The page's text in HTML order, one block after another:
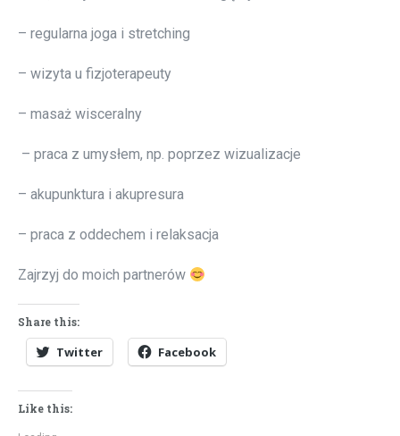
– regularna joga i stretching
– wizyta u fizjoterapeuty
– masaż wisceralny
– praca z umysłem, np. poprzez wizualizacje
– akupunktura i akupresura
– praca z oddechem i relaksacja
Zajrzyj do moich partnerów
Share this:
Twitter Facebook
Like this: